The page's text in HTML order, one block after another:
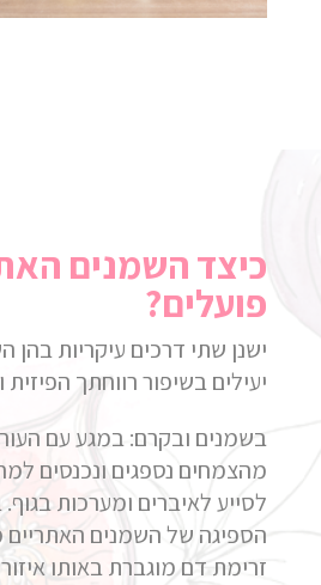
כיצד השמנים
פועלים?
ישנן שתי דרכים עיקריות בהן
יעילים בשיפור רווחתך
בשמנים ובקרם: במגע עם
מהצמחים נספגים ונכנסים
לסייע לאיברים ומערכות
הספיגה של השמנים
זרימת דם מוגברת באותו